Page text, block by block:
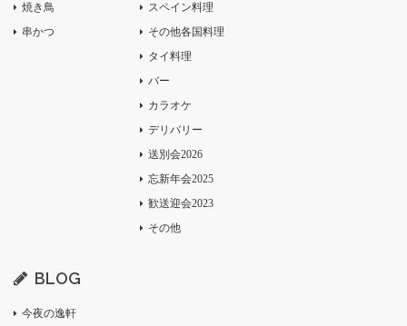
焼き鳥
串かつ
スペイン料理
その他各国料理
タイ料理
バー
カラオケ
デリバリー
送別会2026
忘新年会2025
歓送迎会2023
その他
BLOG
今夜の逸軒